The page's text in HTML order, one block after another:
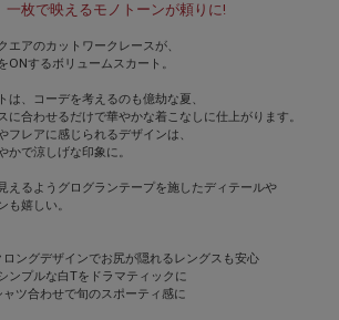
一枚で映えるモノトーンが頼りに!
エアのカットワークレースが、
するボリュームスカート。
、コーデを考えるのも億劫な夏、
に合わせるだけで華やかな着こなしに仕上がります。
フレアに感じられるデザインは、
で涼しげな印象に。
えるようグログランテープを施したディテールや
も嬉しい。
ロングデザインでお尻が隠れるレングスも安心
ンプルな白Tをドラマティックに
ャツ合わせで旬のスポーティ感に